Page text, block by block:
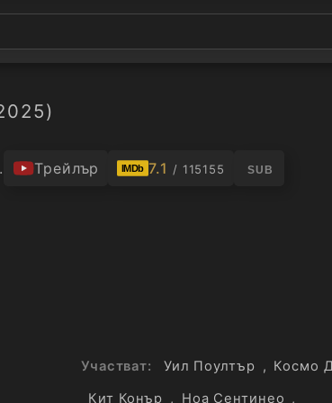
Трейлър IMDb 7.1 / 115155 SUB
Участват: Уил Поултър , Космо
Кит Конър
, Ноа Сентинео ,